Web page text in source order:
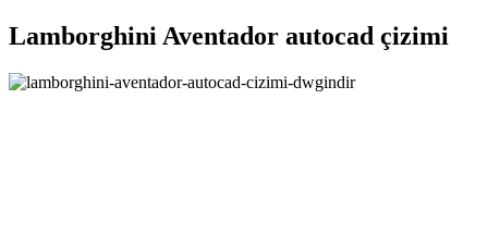
Lamborghini Aventador autocad çizimi